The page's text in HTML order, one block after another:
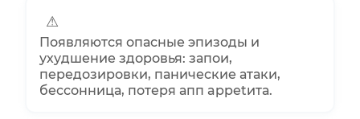
⚠
Появляются опасные эпизоды и
ухудшение здоровья: запои,
передозировки, панические атаки,
бессонница, потеря апп appetита.